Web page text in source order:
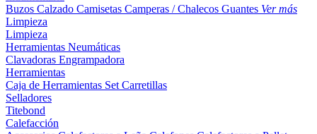
Buzos Calzado Camisetas Camperas / Chalecos Guantes Ver más
Limpieza
Limpieza
Herramientas Neumáticas
Clavadoras Engrampadora
Herramientas
Caja de Herramientas Set Carretillas
Selladores
Titebond
Calefacción